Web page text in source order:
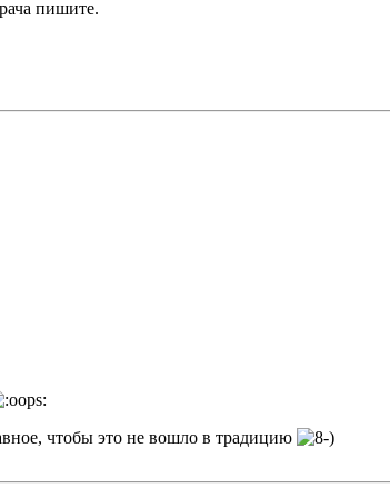
пишите.
чтобы это не вошло в традицию